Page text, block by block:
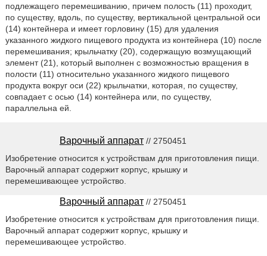
подлежащего перемешиванию, причем полость (11) проходит,
по существу, вдоль, по существу, вертикальной центральной оси
(14) контейнера и имеет горловину (15) для удаления
указанного жидкого пищевого продукта из контейнера (10) после
перемешивания; крыльчатку (20), содержащую возмущающий
элемент (21), который выполнен с возможностью вращения в
полости (11) относительно указанного жидкого пищевого
продукта вокруг оси (22) крыльчатки, которая, по существу,
совпадает с осью (14) контейнера или, по существу,
параллельна ей.
Варочный аппарат // 2750451
Изобретение относится к устройствам для приготовления пищи.
Варочный аппарат содержит корпус, крышку и
перемешивающее устройство.
Варочный аппарат // 2750451
Изобретение относится к устройствам для приготовления пищи.
Варочный аппарат содержит корпус, крышку и
перемешивающее устройство.